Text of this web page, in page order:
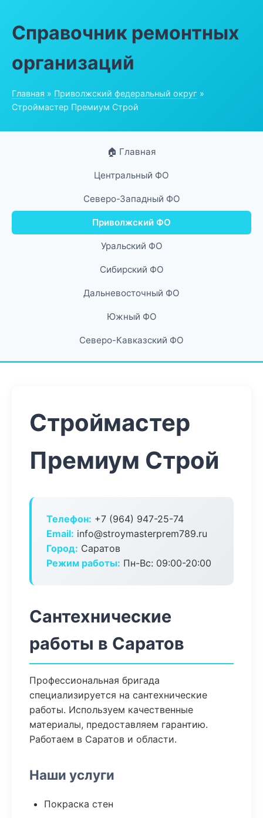
Справочник ремонтных
организаций
Главная » Приволжский федеральный округ »
Строймастер Премиум Строй
🏠 Главная
Центральный ФО
Северо-Западный ФО
Приволжский ФО
Уральский ФО
Сибирский ФО
Дальневосточный ФО
Южный ФО
Северо-Кавказский ФО
Строймастер
Премиум Строй
Телефон: +7 (964) 947-25-74
Email: info@stroymasterprem789.ru
Город: Саратов
Режим работы: Пн-Вс: 09:00-20:00
Сантехнические
работы в Саратов
Профессиональная бригада
специализируется на сантехнические
работы. Используем качественные
материалы, предоставляем гарантию.
Работаем в Саратов и области.
Наши услуги
Покраска стен